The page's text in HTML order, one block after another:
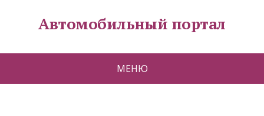
Автомобильный портал
МЕНЮ